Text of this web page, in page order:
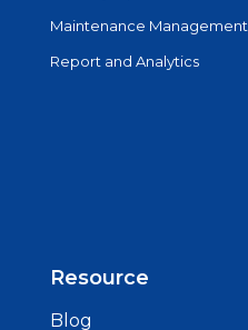
Maintenance Management
Report and Analytics
Resource
Blog